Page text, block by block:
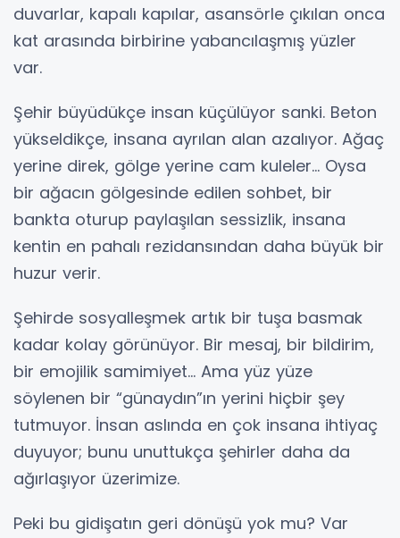
duvarlar, kapalı kapılar, asansörle çıkılan onca
kat arasında birbirine yabancılaşmış yüzler
var.
Şehir büyüdükçe insan küçülüyor sanki. Beton
yükseldikçe, insana ayrılan alan azalıyor. Ağaç
yerine direk, gölge yerine cam kuleler… Oysa
bir ağacın gölgesinde edilen sohbet, bir
bankta oturup paylaşılan sessizlik, insana
kentin en pahalı rezidansından daha büyük bir
huzur verir.
Şehirde sosyalleşmek artık bir tuşa basmak
kadar kolay görünüyor. Bir mesaj, bir bildirim,
bir emojilik samimiyet… Ama yüz yüze
söylenen bir “günaydın”ın yerini hiçbir şey
tutmuyor. İnsan aslında en çok insana ihtiyaç
duyuyor; bunu unuttukça şehirler daha da
ağırlaşıyor üzerimize.
Peki bu gidişatın geri dönüşü yok mu? Var